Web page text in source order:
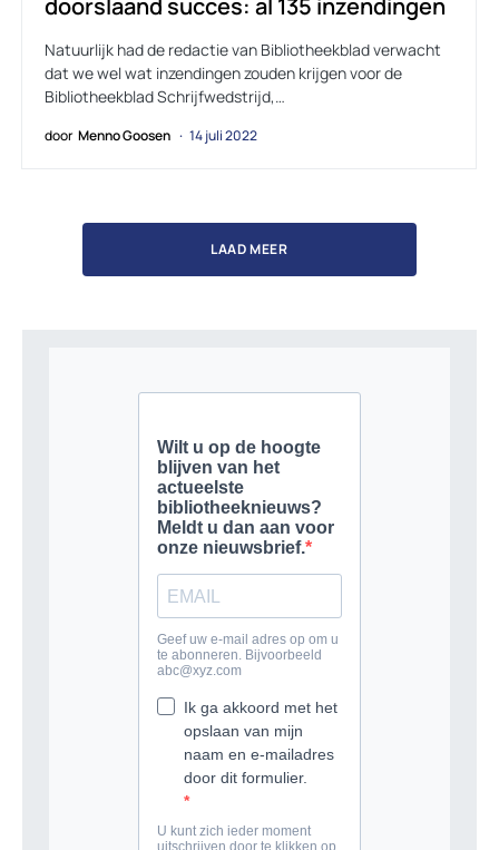
doorslaand succes: al 135 inzendingen
Natuurlijk had de redactie van Bibliotheekblad verwacht
dat we wel wat inzendingen zouden krijgen voor de
Bibliotheekblad Schrijfwedstrijd,…
door Menno Goosen 14 juli 2022
LAAD MEER